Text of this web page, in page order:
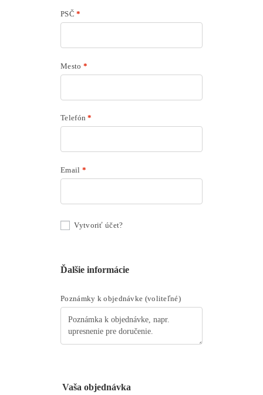
PSČ*
Mesto *
Telefón*
Email *
Vytvoriť účet?
Ďalšie informácie
Poznámky k objednávke (voliteľné)
Vaša objednávka